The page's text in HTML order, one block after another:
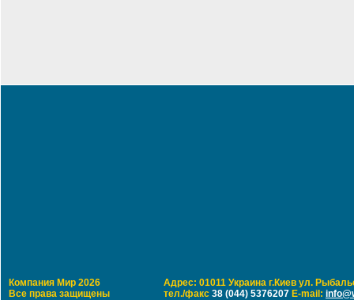
Компания Мир 2026
Все права защищены
Адрес: 01011 Украина г.Киев ул.
тел./факс 38 (044) 5376207 E-mail: